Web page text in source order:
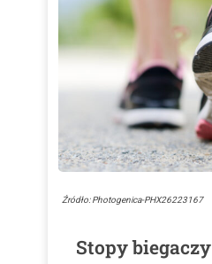
Źródło: Photogenica-PHX26223167
Stopy biegaczy